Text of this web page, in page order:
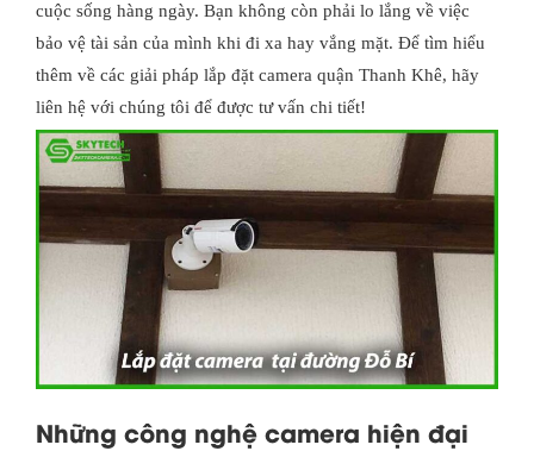
cuộc sống hàng ngày. Bạn không còn phải lo lắng về việc
bảo vệ tài sản của mình khi đi xa hay vắng mặt. Để tìm hiểu
thêm về các giải pháp lắp đặt camera quận Thanh Khê, hãy
liên hệ với chúng tôi để được tư vấn chi tiết!
Những công nghệ camera hiện đại